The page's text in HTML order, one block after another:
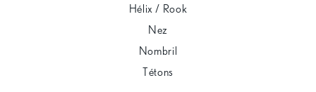
Hélix / Rook
Nez
Nombril
Tétons